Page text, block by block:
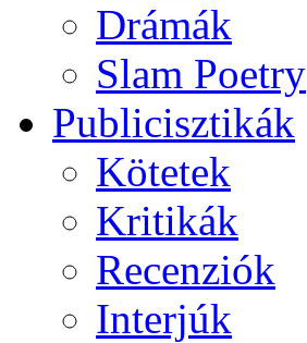
Drámák
Slam Poetry
Publicisztikák
Kötetek
Kritikák
Recenziók
Interjúk